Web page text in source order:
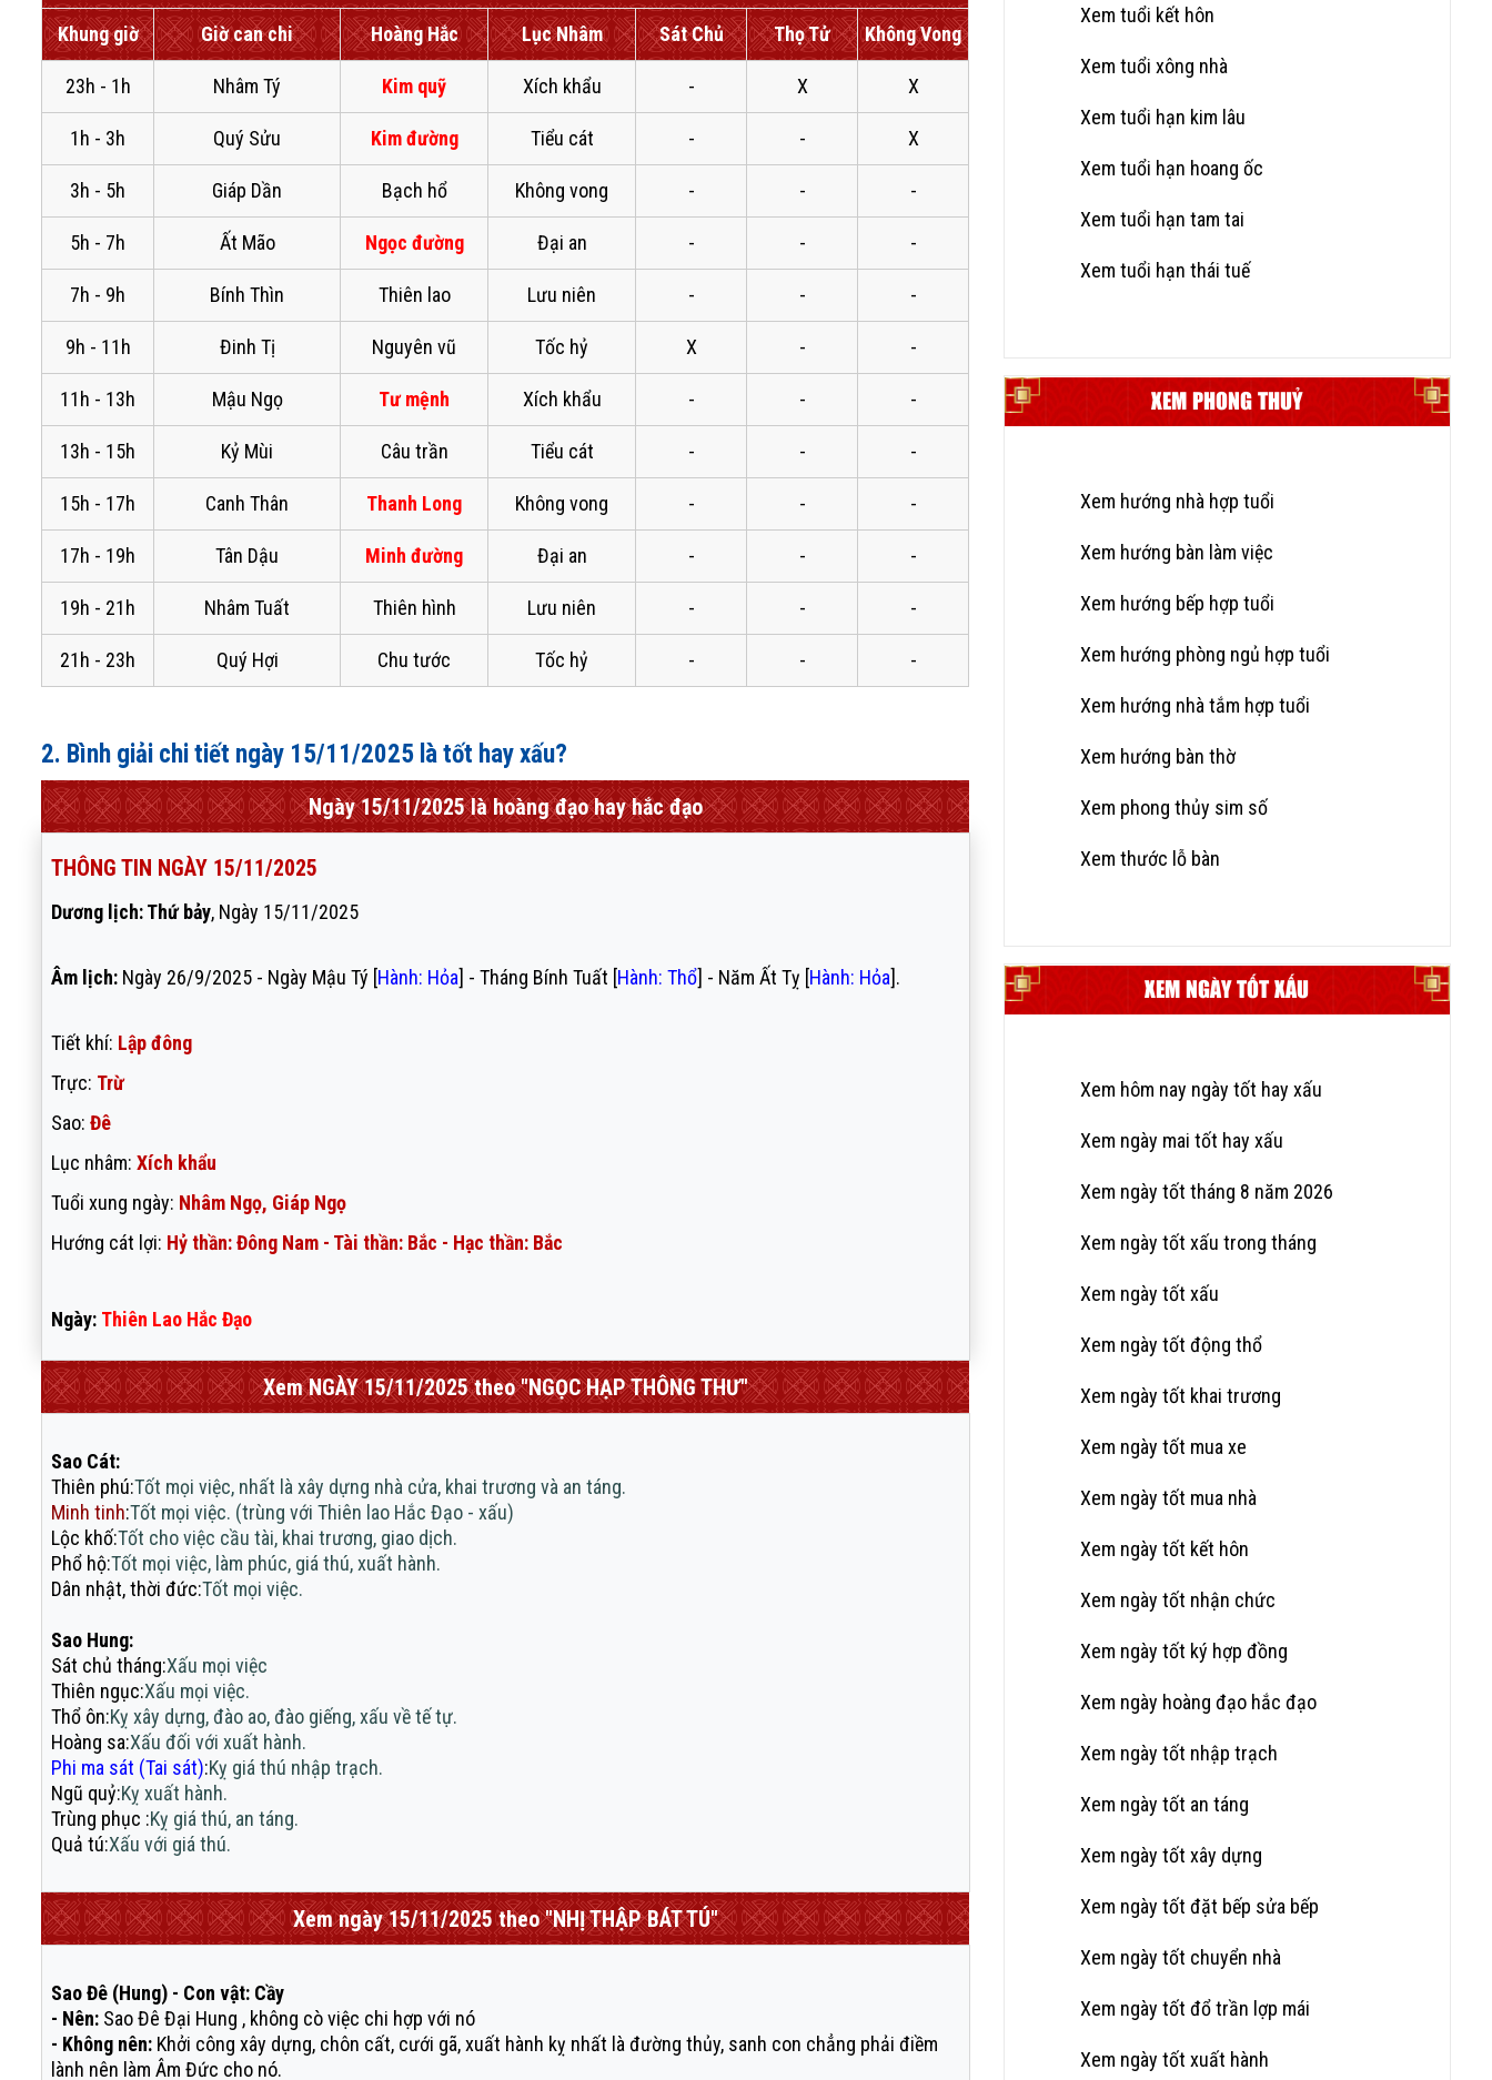
Khung giờ Giờ can chi Hoàng Hắc Lục Nhâm Sát Chủ Thọ Tử Không Vong
23h - 1h Nhâm Tý Kim quỹ Xích khẩu - X X
1h - 3h Quý Sửu Kim đường Tiểu cát - - X
3h - 5h Giáp Dần Bạch hổ Không vong - - -
5h - 7h Ất Mão Ngọc đường Đại an - - -
7h - 9h Bính Thìn Thiên lao Lưu niên - - -
9h - 11h Đinh Tị Nguyên vũ Tốc hỷ X - -
11h - 13h Mậu Ngọ Tư mệnh Xích khẩu - - -
13h - 15h Kỷ Mùi Câu trần Tiểu cát - - -
15h - 17h Canh Thân Thanh Long Không vong - - -
17h - 19h Tân Dậu Minh đường Đại an - - -
19h - 21h Nhâm Tuất Thiên hình Lưu niên - - -
21h - 23h Quý Hợi Chu tước Tốc hỷ - - -
2. Bình giải chi tiết ngày 15/11/2025 là tốt hay xấu?
Ngày 15/11/2025 là hoàng đạo hay hắc đạo
THÔNG TIN NGÀY 15/11/2025
Dương lịch: Thứ bảy, Ngày 15/11/2025
Âm lịch: Ngày 26/9/2025 - Ngày Mậu Tý [Hành: Hỏa] - Tháng Bính Tuất [Hành: Thổ] - Năm Ất Tỵ [Hành: Hỏa].
Tiết khí: Lập đông
Trực: Trừ
Sao: Đê
Lục nhâm: Xích khẩu
Tuổi xung ngày: Nhâm Ngọ, Giáp Ngọ
Hướng cát lợi: Hỷ thần: Đông Nam - Tài thần: Bắc - Hạc thần: Bắc
Ngày: Thiên Lao Hắc Đạo
Xem NGÀY 15/11/2025 theo "NGỌC HẠP THÔNG THƯ"
Sao Cát:
Thiên phú:Tốt mọi việc, nhất là xây dựng nhà cửa, khai trương và an táng.
Minh tinh:Tốt mọi việc. (trùng với Thiên lao Hắc Đạo - xấu)
Lộc khố:Tốt cho việc cầu tài, khai trương, giao dịch.
Phổ hộ:Tốt mọi việc, làm phúc, giá thú, xuất hành.
Dân nhật, thời đức:Tốt mọi việc.
Sao Hung:
Sát chủ tháng:Xấu mọi việc
Thiên ngục:Xấu mọi việc.
Thổ ôn:Kỵ xây dựng, đào ao, đào giếng, xấu về tế tự.
Hoàng sa:Xấu đối với xuất hành.
Phi ma sát (Tai sát):Kỵ giá thú nhập trạch.
Ngũ quỷ:Kỵ xuất hành.
Trùng phục :Kỵ giá thú, an táng.
Quả tú:Xấu với giá thú.
Xem ngày 15/11/2025 theo "NHỊ THẬP BÁT TÚ"
Sao Đê (Hung) - Con vật: Cầy
- Nên: Sao Đê Đại Hung , không cò việc chi hợp với nó
- Không nên: Khởi công xây dựng, chôn cất, cưới gã, xuất hành kỵ nhất là đường thủy, sanh con chẳng phải điềm
lành nên làm Âm Đức cho nó.
Xem tuổi kết hôn
Xem tuổi xông nhà
Xem tuổi hạn kim lâu
Xem tuổi hạn hoang ốc
Xem tuổi hạn tam tai
Xem tuổi hạn thái tuế
XEM PHONG THUỶ
Xem hướng nhà hợp tuổi
Xem hướng bàn làm việc
Xem hướng bếp hợp tuổi
Xem hướng phòng ngủ hợp tuổi
Xem hướng nhà tắm hợp tuổi
Xem hướng bàn thờ
Xem phong thủy sim số
Xem thước lỗ bàn
XEM NGÀY TỐT XẤU
Xem hôm nay ngày tốt hay xấu
Xem ngày mai tốt hay xấu
Xem ngày tốt tháng 8 năm 2026
Xem ngày tốt xấu trong tháng
Xem ngày tốt xấu
Xem ngày tốt động thổ
Xem ngày tốt khai trương
Xem ngày tốt mua xe
Xem ngày tốt mua nhà
Xem ngày tốt kết hôn
Xem ngày tốt nhận chức
Xem ngày tốt ký hợp đồng
Xem ngày hoàng đạo hắc đạo
Xem ngày tốt nhập trạch
Xem ngày tốt an táng
Xem ngày tốt xây dựng
Xem ngày tốt đặt bếp sửa bếp
Xem ngày tốt chuyển nhà
Xem ngày tốt đổ trần lợp mái
Xem ngày tốt xuất hành